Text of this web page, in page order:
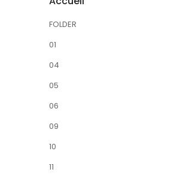
FOLDER
01
04
05
06
09
10
11